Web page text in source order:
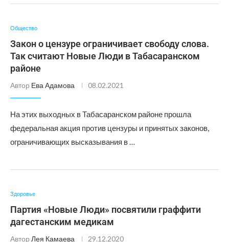
Общество
Закон о цензуре ограничивает свободу слова.
Так считают Новые Люди в Табасаранском
районе
Автор Ева Адамова 08.02.2021
На этих выходных в Табасаранском районе прошла
федеральная акция против цензуры и принятых законов,
ограничивающих высказывания в …
Здоровье
Партия «Новые Люди» посвятили граффити
дагестанским медикам
Автор Лея Камаева 29.12.2020